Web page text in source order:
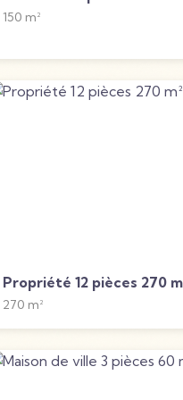
150 m²
Propriété 12 pièces 270
270 m²